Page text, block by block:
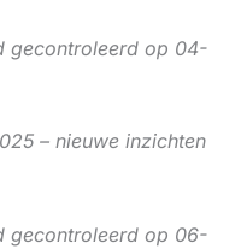
gecontroleerd op 04-
– nieuwe inzichten
gecontroleerd op 06-